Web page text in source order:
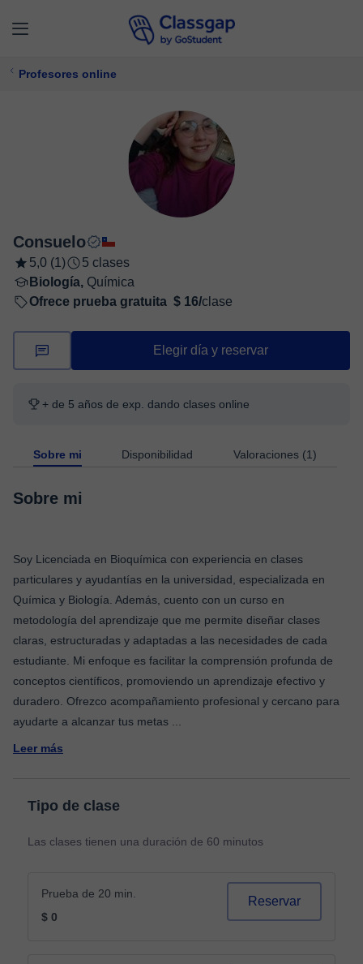
Profesores online
Consuelo
5,0 (1)
5 clases
Biología, Química
Ofrece prueba gratuita $ 16/clase
Elegir día y reservar
+ de 5 años de exp. dando clases online
Sobre mi Disponibilidad Valoraciones (1)
Sobre mi
Soy Licenciada en Bioquímica con experiencia en clases
particulares y ayudantías en la universidad, especializada en
Química y Biología. Además, cuento con un curso en
metodología del aprendizaje que me permite diseñar clases
claras, estructuradas y adaptadas a las necesidades de cada
estudiante. Mi enfoque es facilitar la comprensión profunda de
conceptos científicos, promoviendo un aprendizaje efectivo y
duradero. Ofrezco acompañamiento profesional y cercano para
ayudarte a alcanzar tus metas
Leer más
Tipo de clase
Las clases tienen una duración de 60 minutos
Prueba de 20 min.
$ 0
Reservar